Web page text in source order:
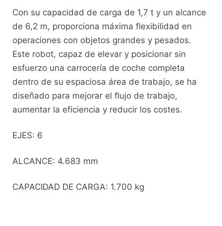
Con su capacidad de carga de 1,7 t y un alcance
de 6,2 m, proporciona máxima flexibilidad en
operaciones con objetos grandes y pesados.
Este robot, capaz de elevar y posicionar sin
esfuerzo una carrocería de coche completa
dentro de su espaciosa área de trabajo, se ha
diseñado para mejorar el flujo de trabajo,
aumentar la eficiencia y reducir los costes.
EJES: 6
ALCANCE: 4.683 mm
CAPACIDAD DE CARGA: 1.700 kg